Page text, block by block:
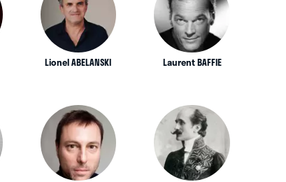
Lionel ABELANSKI Laurent BAFFIE